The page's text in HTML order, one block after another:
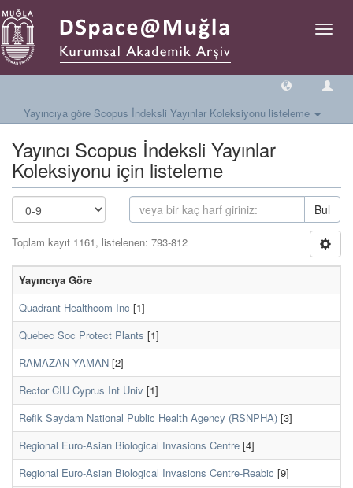
Geçiş
Yayıncıya göre Scopus İndeksli Yayınlar Koleksiyonu listeleme
Yayıncı Scopus İndeksli Yayınlar
Koleksiyonu için listeleme
Bul
Toplam kayıt 1161, listelenen: 793-812
Yayıncıya Göre
Quadrant Healthcom Inc [1]
Quebec Soc Protect Plants [1]
RAMAZAN YAMAN [2]
Rector CIU Cyprus Int Univ [1]
Refik Saydam National Public Health Agency (RSNPHA) [3]
Regional Euro-Asian Biological Invasions Centre [4]
Regional Euro-Asian Biological Invasions Centre-Reabic [9]